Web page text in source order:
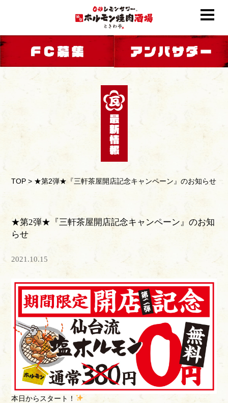
TOP > ★第2弾★『三軒茶屋開店記念キャンペーン』のお知らせ
★第2弾★『三軒茶屋開店記念キャンペーン』のお知
らせ
2021.10.15
本日からスタート！